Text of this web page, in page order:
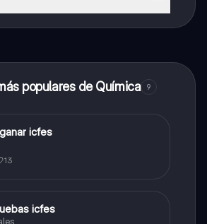
populares de Química 9
icfes
13
icfes